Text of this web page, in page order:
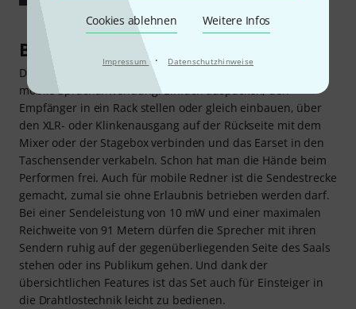
Cookies ablehnen Weitere Infos
Impressum · Datenschutzhinweise
Befreie deine Stimme
Das BLX14R/MX53 ist gemacht für die fest installierte oder
mobile Sprachanwendung. Einfach auspacken, den
Empfänger in ein Rack stellen oder gleich einbauen, über
den XLR- oder Klinkenausgang auf der Rückseite mit dem
Mixer oder der Stagebox verbinden und das Earset in den
Taschensender verkabeln. Schon hat man die Hände beim
Performen frei. Auch für mobile Redner ist die Sendestrecke
gemacht, zumal sie ohne Erlaubnis betrieben werden darf.
Bei einer Sendeleistung von 10 mW und einer maximalen
Reichweite von 91 Metern dürfen die Sprecher mit ihren
Sendern ruhig auf der gegenüberliegenden Seite des Saals
stehen oder ins Publikum gehen. Und dank der
übersichtlichen Features ist das Set auch für Einsteiger in
die Drahtlostechnik leicht zu bedienen.